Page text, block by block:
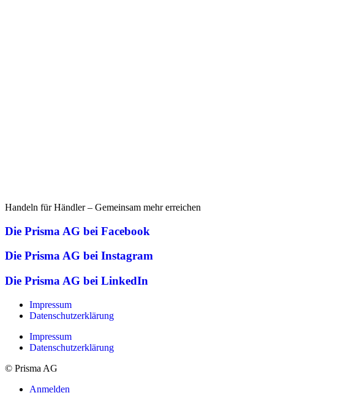
Handeln für Händler – Gemeinsam mehr erreichen
Die Prisma AG bei Facebook
Die Prisma AG bei Instagram
Die Prisma AG bei LinkedIn
Impressum
Datenschutzerklärung
Impressum
Datenschutzerklärung
© Prisma AG
Anmelden